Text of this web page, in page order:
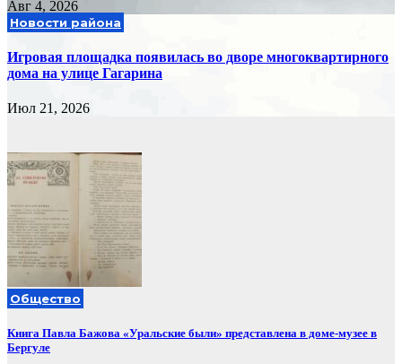
Авг 4, 2026
Новости района
Игровая площадка появилась во дворе многоквартирного
дома на улице Гагарина
Июл 21, 2026
Общество
Книга Павла Бажова «Уральские были» представлена в доме-музее в
Бергуле